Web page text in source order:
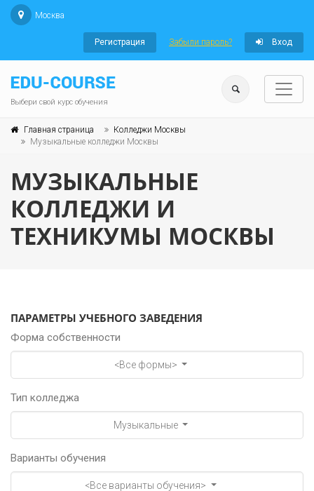
Москва
Регистрация Забыли пароль? Вход
Выбери свой курс обучения
Главная страница
Колледжи Москвы
Музыкальные колледжи Москвы
МУЗЫКАЛЬНЫЕ
КОЛЛЕДЖИ И
ТЕХНИКУМЫ МОСКВЫ
ПАРАМЕТРЫ УЧЕБНОГО ЗАВЕДЕНИЯ
Форма собственности
<Все формы>
Тип колледжа
Музыкальные
Варианты обучения
<Все варианты обучения>